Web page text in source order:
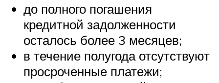
до полного погашения
кредитной задолженности
осталось более 3 месяцев;
в течение полугода отсутствуют
просроченные платежи;